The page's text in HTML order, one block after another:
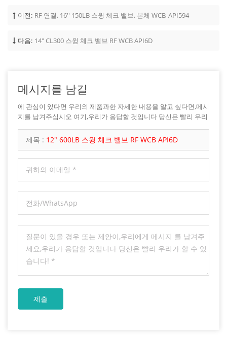
이전: RF 연결, 16'' 150LB 스윙 체크 밸브, 본체 WCB, API594
다음: 14" CL300 스윙 체크 밸브 RF WCB API6D
메시지를 남길
에 관심이 있다면 우리의 제품과한 자세한 내용을 알고 싶다면,메시
지를 남겨주십시오 여기,우리가 응답할 것입니다 당신은 빨리 우리
제목 : 12" 600LB 스윙 체크 밸브 RF WCB API6D